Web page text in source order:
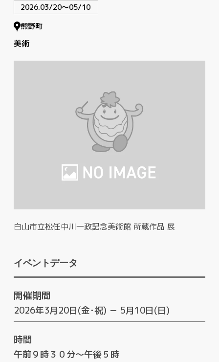
2026.03/20〜05/10
熊野町
美術
白山市立松任中川一政記念美術館 所蔵作品 展
イベントデータ
開催期間
2026年3月20日(金･祝) － 5月10日(日)
時間
午前９時３０分～午後５時